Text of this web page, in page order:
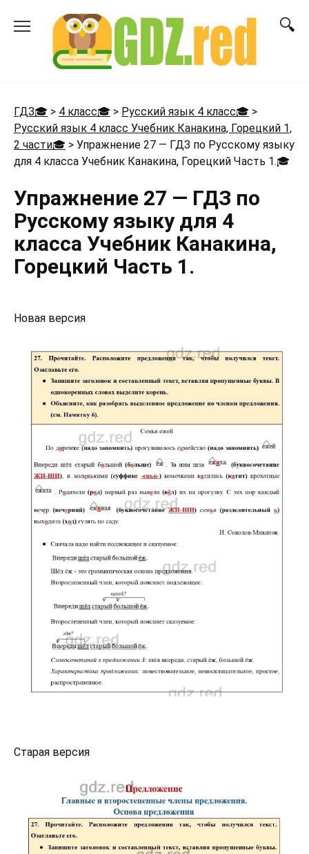
ГДЗ🎓 > 4 класс🎓 > Русский язык 4 класс🎓 >
Русский язык 4 класс Учебник Канакина, Горецкий 1,
2 части🎓 > Упражнение 27 — ГДЗ по Русскому языку
для 4 класса Учебник Канакина, Горецкий Часть 1.🎓
Упражнение 27 — ГДЗ по
Русскому языку для 4
класса Учебник Канакина,
Горецкий Часть 1.
Новая версия
Старая версия